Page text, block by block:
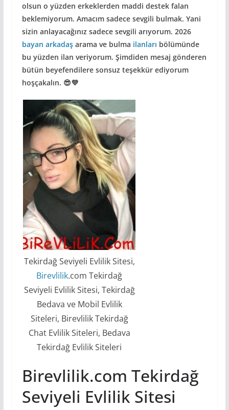
olsun o yüzden erkeklerden maddi destek falan
beklemiyorum. Amacım sadece sevgili bulmak. Yani
sizin anlayacağınız sadece sevgili arıyorum. 2026
bayan arkadaşarama ve bulma ilanları bölümünde
bu yüzden ilan veriyorum. Şimdiden mesaj gönderen
bütün beyefendilere sonsuz teşekkür ediyorum
hoşçakalın. 😎💜
Tekirdağ Seviyeli Evlilik Sitesi,
Birevlilik.com Tekirdağ
Seviyeli Evlilik Sitesi, Tekirdağ
Bedava ve Mobil Evlilik
Siteleri, Birevlilik Tekirdağ
Chat Evlilik Siteleri, Bedava
Tekirdağ Evlilik Siteleri
Birevlilik.com Tekirdağ
Seviyeli Evlilik Sitesi